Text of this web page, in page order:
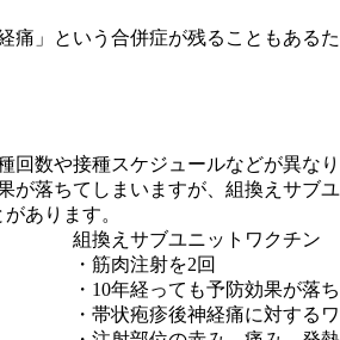
」という合併症が残ることもある
数や接種スケジュールなどが異な
落ちてしまいますが、組換えサブ
あります。
組換えサブユニットワクチン
・筋肉注射を2回
・ 10年経っても予防効果が落
・帯状疱疹後神経痛に対する